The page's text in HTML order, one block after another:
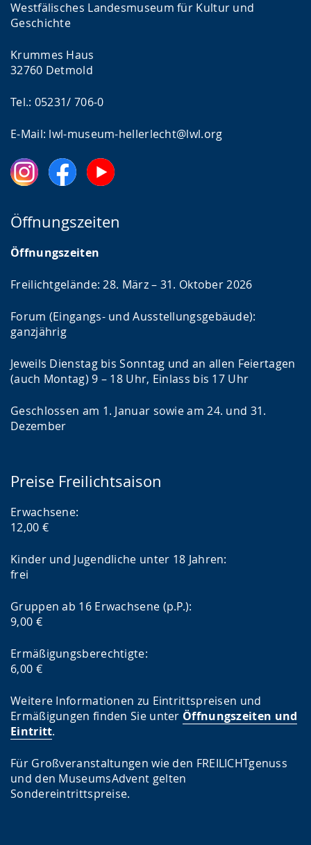
Westfälisches Landesmuseum für Kultur und
Geschichte
Krummes Haus
32760 Detmold
Tel.: 05231/ 706-0
E-Mail: lwl-museum-hellerlecht@lwl.org
Öffnungszeiten
Öffnungszeiten
Freilichtgelände: 28. März – 31. Oktober 2026
Forum (Eingangs- und Ausstellungsgebäude):
ganzjährig
Jeweils Dienstag bis Sonntag und an allen Feiertagen
(auch Montag) 9 – 18 Uhr, Einlass bis 17 Uhr
Geschlossen am 1. Januar sowie am 24. und 31.
Dezember
Preise Freilichtsaison
Erwachsene:
12,00 €
Kinder und Jugendliche unter 18 Jahren:
frei
Gruppen ab 16 Erwachsene (p.P.):
9,00 €
Ermäßigungsberechtigte:
6,00 €
Weitere Informationen zu Eintrittspreisen und
Ermäßigungen finden Sie unter Öffnungszeiten und
Eintritt.
Für Großveranstaltungen wie den FREILICHTgenuss
und den MuseumsAdvent gelten
Sondereintrittspreise.